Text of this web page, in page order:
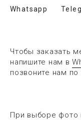
Whatsapp
Чтобы заказать
напишите нам в
позвоните нам по
При выборе фото